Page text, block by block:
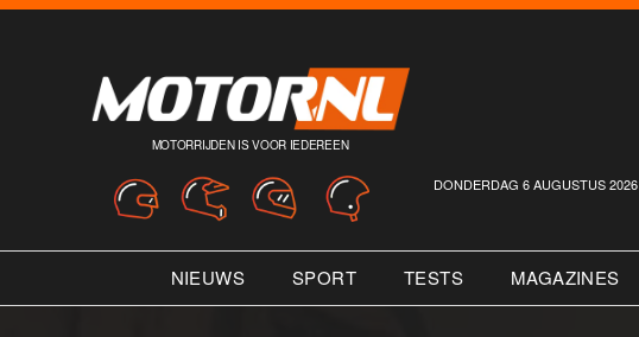
MOTORRIJDEN IS VOOR IEDEREEN
DONDERDAG 6 AUGUSTUS 2026
NIEUWS SPORT TESTS MAGAZINES